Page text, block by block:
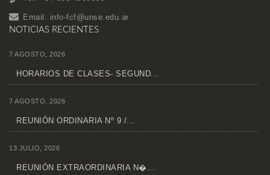
Email: info-fcf@unse.edu.ar
NOTICIAS RECIENTES
7 AGOSTO, 2026
HORARIOS DE CLASES- SEGUND...
7 AGOSTO, 2026
REUNIÓN ORDINARIA Nº 9 /...
13 JULIO, 2026
REUNIÓN EXTRAORDINARIA N�...